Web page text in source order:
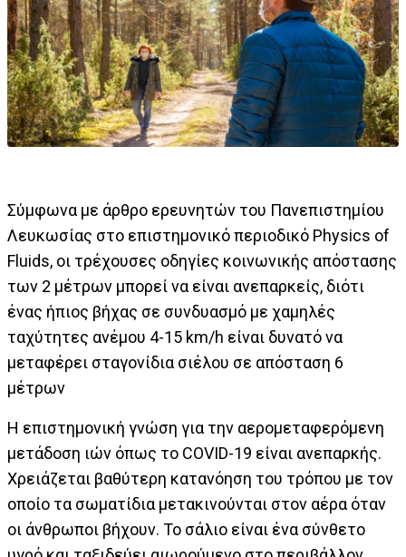
Σύμφωνα με άρθρο ερευνητών του Πανεπιστημίου
Λευκωσίας στο επιστημονικό περιοδικό Physics of
Fluids, οι τρέχουσες οδηγίες κοινωνικής απόστασης
των 2 μέτρων μπορεί να είναι ανεπαρκείς, διότι
ένας ήπιος βήχας σε συνδυασμό με χαμηλές
ταχύτητες ανέμου 4-15 km/h είναι δυνατό να
μεταφέρει σταγονίδια σιέλου σε απόσταση 6
μέτρων
Η επιστημονική γνώση για την αερομεταφερόμενη
μετάδοση ιών όπως το COVID-19 είναι ανεπαρκής.
Χρειάζεται βαθύτερη κατανόηση του τρόπου με τον
οποίο τα σωματίδια μετακινούνται στον αέρα όταν
οι άνθρωποι βήχουν. Το σάλιο είναι ένα σύνθετο